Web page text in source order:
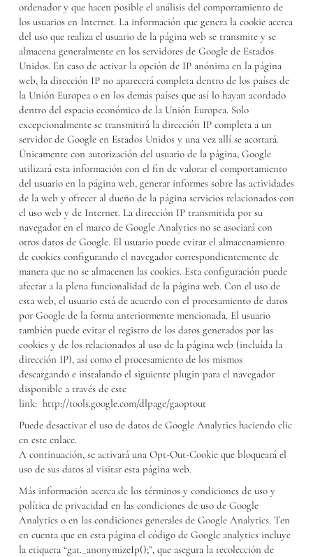
ordenador y que hacen posible el análisis del comportamiento de
los usuarios en Internet. La información que genera la cookie acerca
del uso que realiza el usuario de la página web se transmite y se
almacena generalmente en los servidores de Google de Estados
Unidos. En caso de activar la opción de IP anónima en la página
web, la dirección IP no aparecerá completa dentro de los países de
la Unión Europea o en los demás países que así lo hayan acordado
dentro del espacio económico de la Unión Europea. Solo
excepcionalmente se transmitirá la dirección IP completa a un
servidor de Google en Estados Unidos y una vez allí se acortará.
Únicamente con autorización del usuario de la página, Google
utilizará esta información con el fin de valorar el comportamiento
del usuario en la página web, generar informes sobre las actividades
de la web y ofrecer al dueño de la página servicios relacionados con
el uso web y de Internet. La dirección IP transmitida por su
navegador en el marco de Google Analytics no se asociará con
otros datos de Google. El usuario puede evitar el almacenamiento
de cookies configurando el navegador correspondientemente de
manera que no se almacenen las cookies. Esta configuración puede
afectar a la plena funcionalidad de la página web. Con el uso de
esta web, el usuario está de acuerdo con el procesamiento de datos
por Google de la forma anteriormente mencionada. El usuario
también puede evitar el registro de los datos generados por las
cookies y de los relacionados al uso de la página web (incluída la
dirección IP), así como el procesamiento de los mismos
descargando e instalando el siguiente plugin para el navegador
disponible a través de este
link: http://tools.google.com/dlpage/gaoptout
Puede desactivar el uso de datos de Google Analytics haciendo clic
en este enlace.
A continuación, se activará una Opt-Out-Cookie que bloqueará el
uso de sus datos al visitar esta página web.
Más información acerca de los términos y condiciones de uso y
política de privacidad en las condiciones de uso de Google
Analyticso en las condiciones generales de Google Analytics. Ten
en cuenta que en esta página el código de Google analytics incluye
la etiqueta “gat._anonymizeIp();”, que asegura la recolección de